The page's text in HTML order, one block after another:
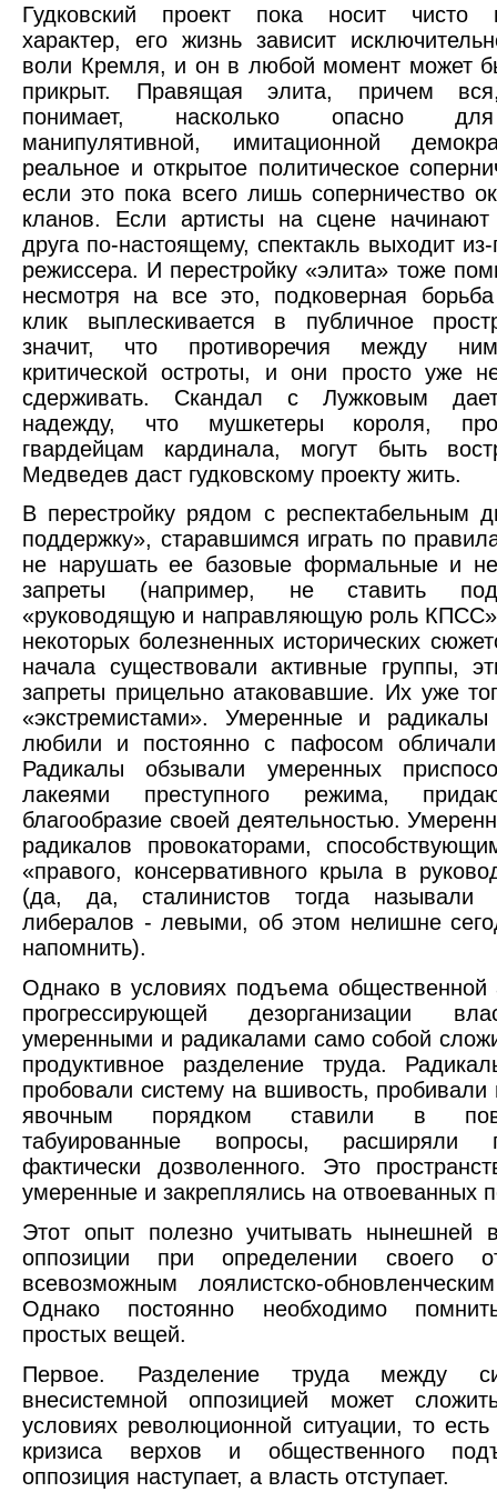
Гудковский проект пока носит чисто
характер, его жизнь зависит
воли Кремля, и он в любой момент может
прикрыт. Правящая элита, причем
понимает, насколько опасно
манипулятивной, имитационной
реальное и открытое политическое
если это пока всего лишь соперничество
кланов. Если артисты на сцене начинают
друга по-настоящему, спектакль выходит
режиссера. И перестройку «элита» тоже
несмотря на все это, подковерная
клик выплескивается в публичное
значит, что противоречия между
критической остроты, и они просто уже
сдерживать. Скандал с Лужковым
надежду, что мушкетеры короля,
гвардейцам кардинала, могут быть
Медведев даст гудковскому проекту жить.
В перестройку рядом с респектабельным
поддержку», старавшимся играть по
не нарушать ее базовые формальные и
запреты (например, не ставить
«руководящую и направляющую роль
некоторых болезненных исторических
начала существовали активные группы,
запреты прицельно атаковавшие. Их уже
«экстремистами». Умеренные и
любили и постоянно с пафосом
Радикалы обзывали умеренных
лакеями преступного режима,
благообразие своей деятельностью.
радикалов провокаторами,
«правого, консервативного крыла в
(да, да, сталинистов тогда
либералов - левыми, об этом нелишне
напомнить).
Однако в условиях подъема общественной
прогрессирующей дезорганизации
умеренными и радикалами само собой
продуктивное разделение труда.
пробовали систему на вшивость,
явочным порядком ставили в
табуированные вопросы, расширяли
фактически дозволенного. Это
умеренные и закреплялись на отвоеванных
Этот опыт полезно учитывать нынешней
оппозиции при определении своего
всевозможным лоялистско-
Однако постоянно необходимо
простых вещей.
Первое. Разделение труда между
внесистемной оппозицией может
условиях революционной ситуации, то
кризиса верхов и общественного
оппозиция наступает, а власть отступает.